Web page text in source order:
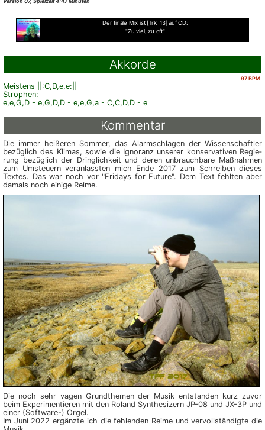
Der finale Mix ist [Trk: 13] auf CD:
"Zu viel, zu oft"
Akkorde
97 BPM
Meistens ||:C,D,e,e:||
Strophen:
e,e,G,D - e,G,D,D - e,e,G,a - C,C,D,D - e
Kommentar
Die immer heißeren Sommer, das Alarm­schlagen der Wissen­schaft­ler
bezüglich des Klimas, sowie die Igno­ranz unserer kon­ser­vativen Regie­
rung bezüglich der Dring­lich­keit und deren un­brauch­bare Maßnahmen
zum Um­steuern ver­an­lassten mich Ende 2017 zum Schreiben dieses
Textes. Das war noch vor "Fridays for Future". Dem Text fehlten aber
damals noch einige Reime.
Die noch sehr vagen Grund­themen der Musik ent­stan­den kurz zuvor
beim Ex­pe­ri­men­tieren mit den Roland Synthe­sizern JP-08 und JX-3P und
einer (Software-) Orgel.
Im Juni 2022 ergänzte ich die feh­len­den Reime und ver­voll­stän­digte die